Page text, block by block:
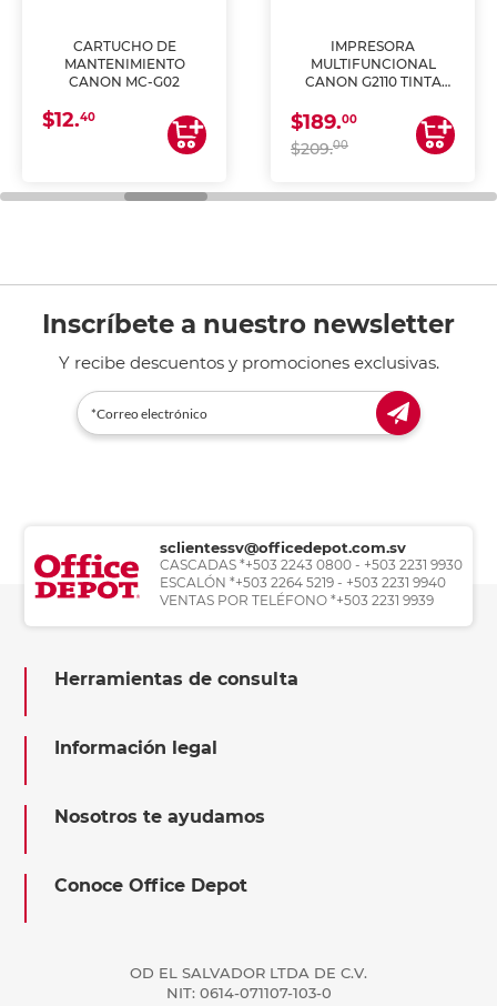
CARTUCHO DE
MANTENIMIENTO
CANON MC-G02
$12.40
IMPRESORA
MULTIFUNCIONAL
CANON G2110 TINTA
$189.00
$209.00
Inscríbete a nuestro newsletter
Y recibe descuentos y promociones exclusivas.
sclientessv@officedepot.com.sv
CASCADAS *+503 2243 0800 - +503 2231 9930
ESCALÓN *+503 2264 5219 - +503 2231 9940
VENTAS POR TELÉFONO *+503 2231 9939
Herramientas de consulta
Información legal
Nosotros te ayudamos
Conoce Office Depot
OD EL SALVADOR LTDA DE C.V.
NIT: 0614-071107-103-0